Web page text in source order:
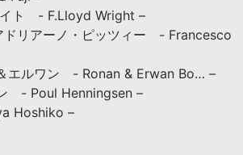
イト - F.Lloyd Wright –
ドリアーノ・ピッツィー - Francesco
エルワン - Ronan & Erwan Bo… –
- Poul Henningsen –
Hoshiko –